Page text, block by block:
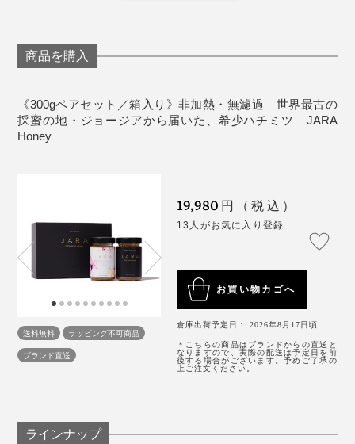
寝る前ひとさじの、ハチミツ習慣
ハチミツの酵素や栄養素は40℃以上で失われてしまう
ため、温めずそのまま食べるのがおすすめ。1日大さじ
溶かすようにお召し上がりください。
の中がネバついていないのも、『JARA Honey』のおか
げだと思います！
い。
天然ハチミツは結晶化、分離する場合があります
商品を購入
《300gペアセット／箱入り》非加熱・無濾過 世界最古の
採蜜の地・ジョージアから届いた、希少ハチミツ｜JARA
Honey
送料無料
ラッピング不可商品
ブランド直送
19,980 円（税込）
13人がお気に入り登録
お買い物カゴへ
倉庫出荷予定日： 2026年8月17日頃
＊こちらの商品はブランドからの直送と
なりますので、実際の配送は予定日を前
後する場合がございます。予めご了承の
上ご注文ください。
ラインナップ